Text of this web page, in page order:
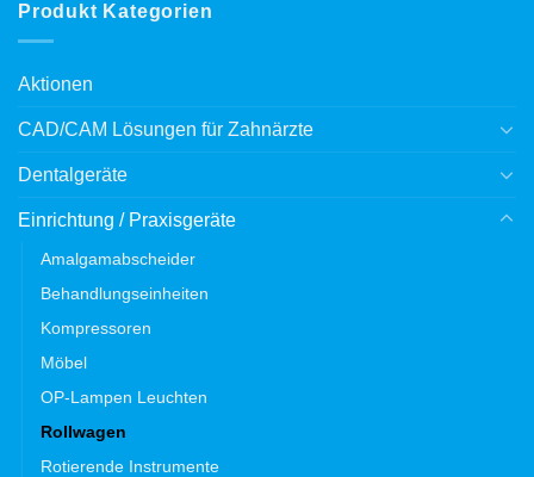
Produkt Kategorien
Aktionen
CAD/CAM Lösungen für Zahnärzte
Dentalgeräte
Einrichtung / Praxisgeräte
Amalgamabscheider
Behandlungseinheiten
Kompressoren
Möbel
OP-Lampen Leuchten
Rollwagen
Rotierende Instrumente